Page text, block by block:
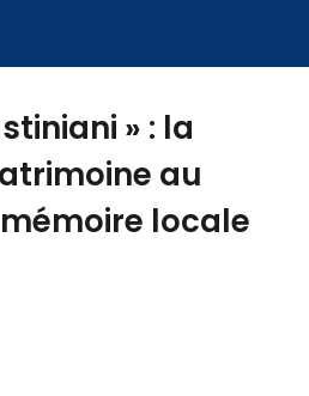
» : la
au
locale